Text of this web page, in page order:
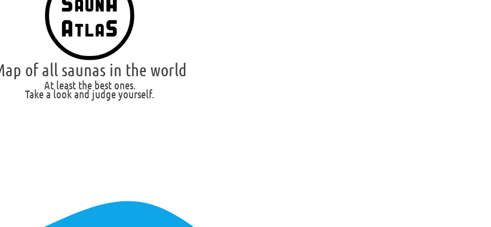
of all saunas in the world
At least the best ones.
Take a look and judge yourself.